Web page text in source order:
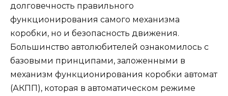
долговечность правильного
функционирования самого механизма
коробки, но и безопасность движения.
Большинство автолюбителей ознакомилось с
базовыми принципами, заложенными в
механизм функционирования коробки автомат
(АКПП), которая в автоматическом режиме